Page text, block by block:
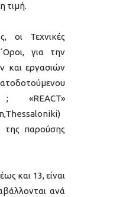
τιμή.
οι Τεχνικές
για την
και εργασιών
της παρούσης
και 13, είναι
ανά